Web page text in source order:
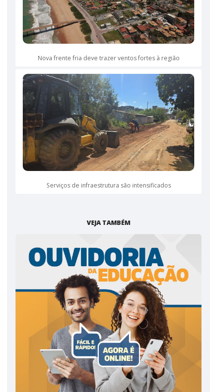
Nova frente fria deve trazer ventos fortes à região
Serviços de infraestrutura são intensificados
VEJA TAMBÉM